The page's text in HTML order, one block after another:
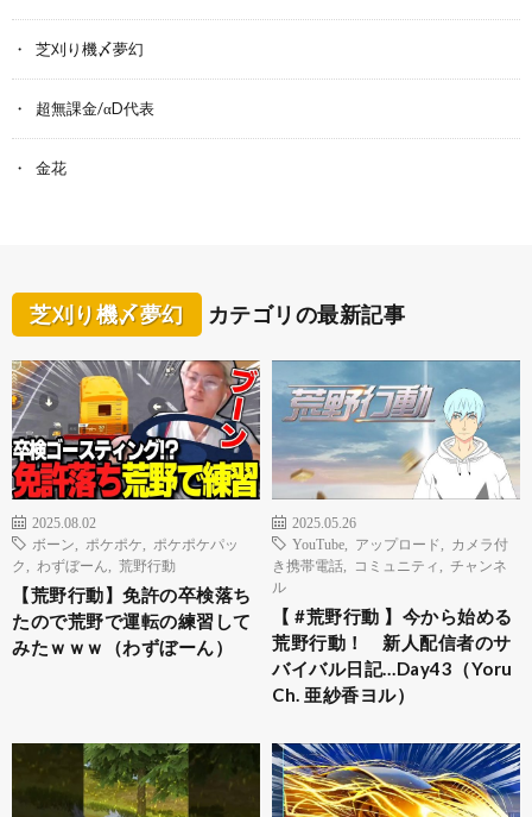
芝刈り機〆夢幻
超無課金/αD代表
金花
芝刈り機〆夢幻 カテゴリの最新記事
2025.08.02
ボーン
ポケポケ
ポケポケパッ
ク
わずぼーん 荒野行動
【荒野行動】免許の卒検落ち
たので荒野で運転の練習して
みたｗｗｗ（わずぼーん）
2025.05.26
YouTube
アップロード
カメラ付
き携帯電話
コミュニティ
チャンネ
ル
【 #荒野行動 】今から始める
荒野行動！ 新人配信者のサ
バイバル日記…Day43（Yoru
Ch. 亜紗香ヨル）